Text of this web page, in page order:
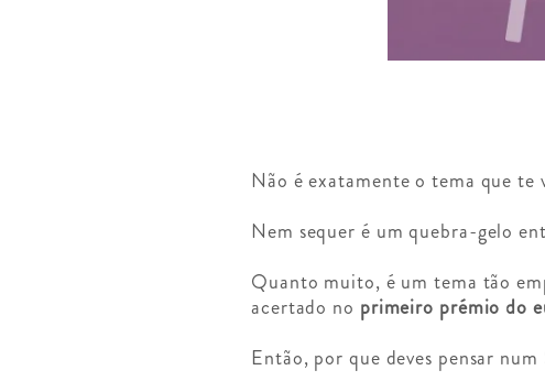
Não é exatamente o tema que te
Nem sequer é um quebra-gelo
Quanto muito, é um tema tão
acertado no primeiro prémio do
Então, por que deves pensar